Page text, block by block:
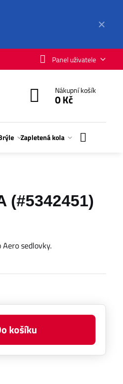
✕
Panel uživatele
Nákupní košík
0 Kč
Zapletená kola
(#5342451)
sedlovky.
Do košíku